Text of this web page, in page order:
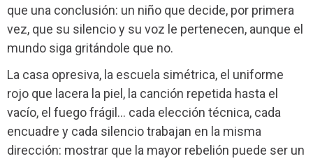
que una conclusión: un niño que decide, por primera
vez, que su silencio y su voz le pertenecen, aunque el
mundo siga gritándole que no.
La casa opresiva, la escuela simétrica, el uniforme
rojo que lacera la piel, la canción repetida hasta el
vacío, el fuego frágil… cada elección técnica, cada
encuadre y cada silencio trabajan en la misma
dirección: mostrar que la mayor rebelión puede ser un